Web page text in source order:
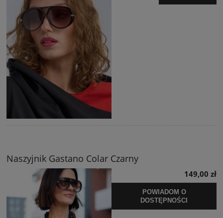
Naszyjnik Gastano Colar Czarny
149,00 zł
POWIADOM O
DOSTĘPNOŚCI